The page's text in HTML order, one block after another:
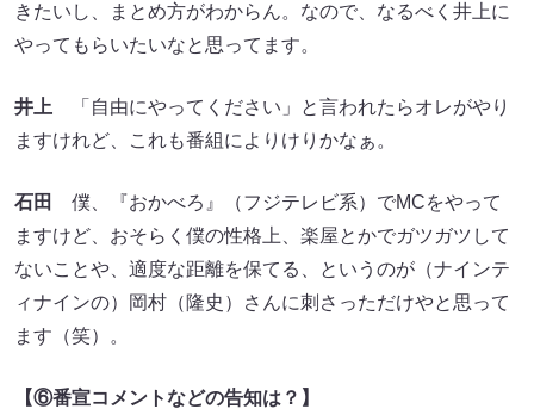
きたいし、まとめ方がわからん。なので、なるべく井上に
やってもらいたいなと思ってます。
井上 「自由にやってください」と言われたらオレがやり
ますけれど、これも番組によりけりかなぁ。
石田
僕、『おかべろ』（フジテレビ系）でMCをやって
ますけど、おそらく僕の性格上、楽屋とかでガツガツして
ないことや、適度な距離を保てる、というのが（ナインテ
ィナインの）岡村（隆史）さんに刺さっただけやと思って
ます（笑）。
【⑥番宣コメントなどの告知は？】